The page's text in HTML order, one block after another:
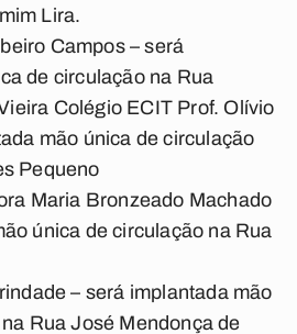
Lira.
Campos – será
de circulação na Rua
Colégio ECIT Prof. Olívio
mão única de circulação
Pequeno
Maria Bronzeado Machado
única de circulação na Rua
– será implantada mão
Rua José Mendonça de